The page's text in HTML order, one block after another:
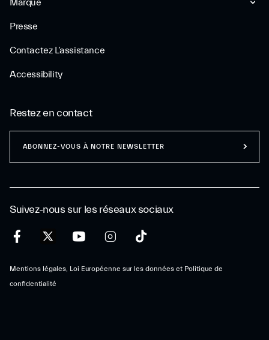
Marque
Presse
Contactez L’assistance
Accessibility
Suivez-nous sur les réseaux sociaux
Mentions légales, Loi Européenne sur les données et Politique de
confidentialité
Restez en contact
ABONNEZ-VOUS À NOTRE NEWSLETTER